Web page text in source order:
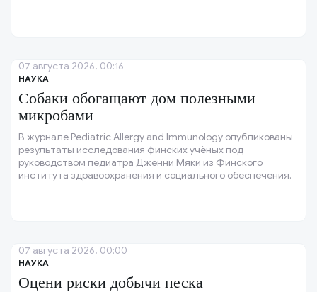
НАУКА
Собаки обогащают дом полезными
микробами
В журнале Pediatric Allergy and Immunology опубликованы
результаты исследования финских учёных под
руководством педиатра Дженни Мяки из Финского
института здравоохранения и социального обеспечения.
07 августа 2026, 00:16
НАУКА
Оцени риски добычи песка
07 августа 2026, 00:00